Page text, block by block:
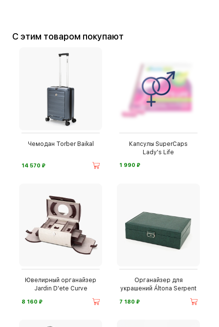
С этим товаром покупают
Чемодан Torber Baikal
14 570 ⃏
Капсулы SuperCaps
Lady's Life
1 990 ⃏
Ювелирный органайзер
Jardin D'ete Curve
8 160 ⃏
Органайзер для
украшений Áltona Serpent
7 180 ⃏